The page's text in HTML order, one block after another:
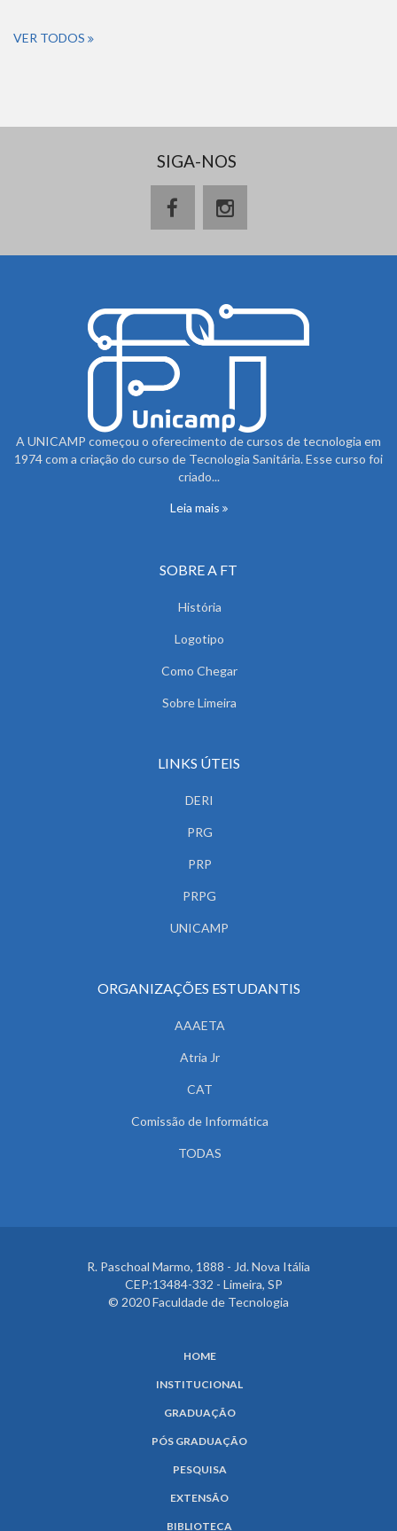
VER TODOS
SIGA-NOS
A UNICAMP começou o oferecimento de cursos de tecnologia em
1974 com a criação do curso de Tecnologia Sanitária. Esse curso foi
criado...
Leia mais
SOBRE A FT
História
Logotipo
Como Chegar
Sobre Limeira
LINKS ÚTEIS
DERI
PRG
PRP
PRPG
UNICAMP
ORGANIZAÇÕES ESTUDANTIS
AAAETA
Atria Jr
CAT
Comissão de Informática
TODAS
R. Paschoal Marmo, 1888 - Jd. Nova Itália
CEP:13484-332 - Limeira, SP
© 2020 Faculdade de Tecnologia
HOME
INSTITUCIONAL
GRADUAÇÃO
PÓS GRADUAÇÃO
PESQUISA
EXTENSÃO
BIBLIOTECA